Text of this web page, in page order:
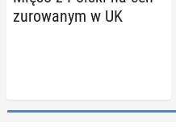
zu­ro­wa­nym w UK